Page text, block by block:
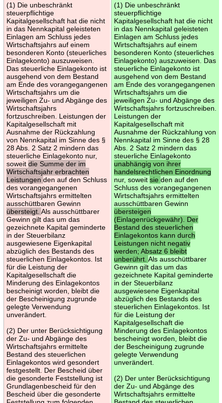
(1) Die unbeschränkt
steuerpflichtige
Kapitalgesellschaft hat die nicht
in das Nennkapital geleisteten
Einlagen am Schluss jedes
Wirtschaftsjahrs auf einem
besonderen Konto (steuerliches
Einlagekonto) auszuweisen.
Das steuerliche Einlagekonto ist
ausgehend von dem Bestand
am Ende des vorangegangenen
Wirtschaftsjahrs um die
jeweiligen Zu- und Abgänge des
Wirtschaftsjahrs
fortzuschreiben. Leistungen der
Kapitalgesellschaft mit
Ausnahme der Rückzahlung
von Nennkapital im Sinne des §
28 Abs. 2 Satz 2 mindern das
steuerliche Einlagekonto nur,
soweit die Summe der im
Wirtschaftsjahr erbrachten
Leistungen den auf den Schluss
des vorangegangenen
Wirtschaftsjahrs ermittelten
ausschüttbaren Gewinn
übersteigt. Als ausschüttbarer
Gewinn gilt das um das
gezeichnete Kapital geminderte
in der Steuerbilanz
ausgewiesene Eigenkapital
abzüglich des Bestands des
steuerlichen Einlagekontos. Ist
für die Leistung der
Kapitalgesellschaft die
Minderung des Einlagekontos
bescheinigt worden, bleibt die
der Bescheinigung zugrunde
gelegte Verwendung
unverändert.
(2) Der unter Berücksichtigung
der Zu- und Abgänge des
Wirtschaftsjahrs ermittelte
Bestand des steuerlichen
Einlagekontos wird gesondert
festgestellt. Der Bescheid über
die gesonderte Feststellung ist
Grundlagenbescheid für den
Bescheid über die gesonderte
(1) Die unbeschränkt
steuerpflichtige
Kapitalgesellschaft hat die nicht
in das Nennkapital geleisteten
Einlagen am Schluss jedes
Wirtschaftsjahrs auf einem
besonderen Konto (steuerliches
Einlagekonto) auszuweisen. Das
steuerliche Einlagekonto ist
ausgehend von dem Bestand
am Ende des vorangegangenen
Wirtschaftsjahrs um die
jeweiligen Zu- und Abgänge des
Wirtschaftsjahrs fortzuschreiben.
Leistungen der
Kapitalgesellschaft mit
Ausnahme der Rückzahlung von
Nennkapital im Sinne des § 28
Abs. 2 Satz 2 mindern das
steuerliche Einlagekonto
unabhängig von ihrer
handelsrechtlichen Einordnung
nur, soweit sie den auf den
Schluss des vorangegangenen
Wirtschaftsjahrs ermittelten
ausschüttbaren Gewinn
übersteigen
(Einlagenrückgewähr). Der
Bestand des steuerlichen
Einlagekontos kann durch
Leistungen nicht negativ
werden; Absatz 6 bleibt
unberührt. Als ausschüttbarer
Gewinn gilt das um das
gezeichnete Kapital geminderte
in der Steuerbilanz
ausgewiesene Eigenkapital
abzüglich des Bestands des
steuerlichen Einlagekontos. Ist
für die Leistung der
Kapitalgesellschaft die
Minderung des Einlagekontos
bescheinigt worden, bleibt die
der Bescheinigung zugrunde
gelegte Verwendung
unverändert.
(2) Der unter Berücksichtigung
der Zu- und Abgänge des
Wirtschaftsjahrs ermittelte